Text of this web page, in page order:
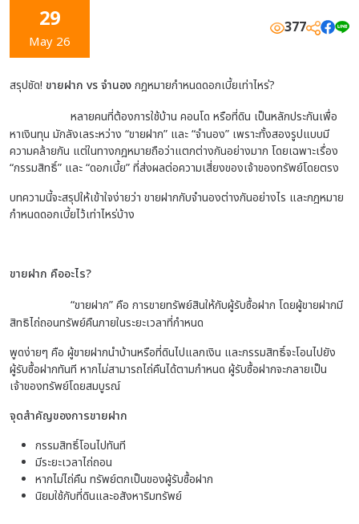
29
May 26
377
สรุปชัด! ขายฝาก vs จำนองกฎหมายกำหนดดอกเบี้ยเท่าไหร่?
หลายคนที่ต้องการใช้บ้าน คอนโด หรือที่ดิน เป็นหลักประกันเพื่อ
หาเงินทุน มักลังเลระหว่าง “ขายฝาก” และ “จำนอง” เพราะทั้งสองรูปแบบมี
ความคล้ายกัน แต่ในทางกฎหมายถือว่าแตกต่างกันอย่างมาก โดยเฉพาะเรื่อง
“กรรมสิทธิ์” และ “ดอกเบี้ย” ที่ส่งผลต่อความเสี่ยงของเจ้าของทรัพย์โดยตรง
บทความนี้จะสรุปให้เข้าใจง่ายว่า ขายฝากกับจำนองต่างกันอย่างไร และกฎหมาย
กำหนดดอกเบี้ยไว้เท่าไหร่บ้าง
ขายฝาก คืออะไร?
“ขายฝาก” คือ การขายทรัพย์สินให้กับผู้รับซื้อฝาก โดยผู้ขายฝากมี
สิทธิไถ่ถอนทรัพย์คืนภายในระยะเวลาที่กำหนด
พูดง่ายๆ คือ ผู้ขายฝากนำบ้านหรือที่ดินไปแลกเงิน และกรรมสิทธิ์จะโอนไปยัง
ผู้รับซื้อฝากทันที หากไม่สามารถไถ่คืนได้ตามกำหนด ผู้รับซื้อฝากจะกลายเป็น
เจ้าของทรัพย์โดยสมบูรณ์
จุดสำคัญของการขายฝาก
กรรมสิทธิ์โอนไปทันที
มีระยะเวลาไถ่ถอน
หากไม่ไถ่คืน ทรัพย์ตกเป็นของผู้รับซื้อฝาก
นิยมใช้กับที่ดินและอสังหาริมทรัพย์